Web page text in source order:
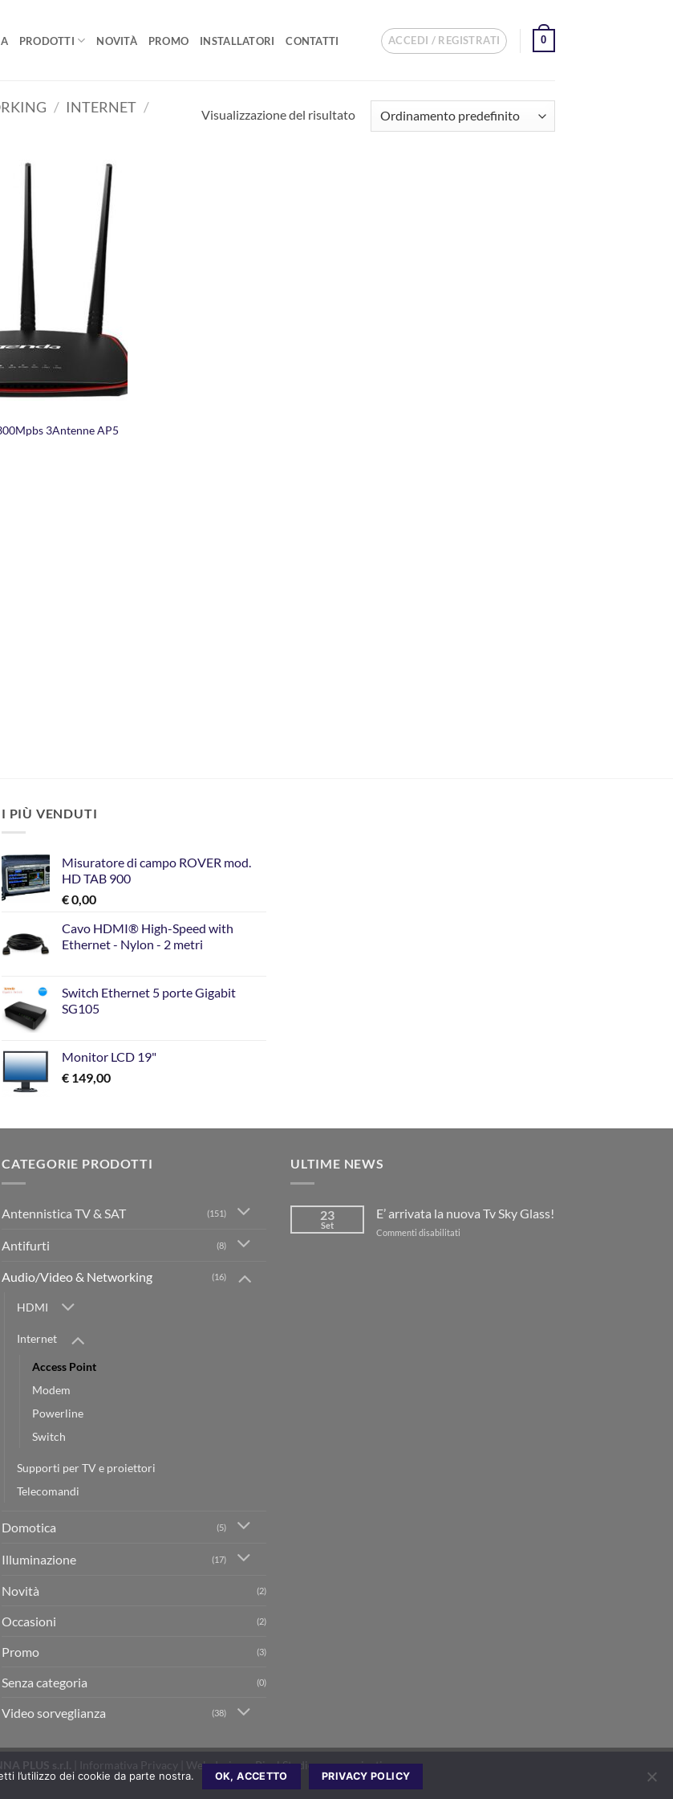
PRODOTTI NOVITÀ PROMO INSTALLATORI CONTATTI ACCEDI / REGISTRATI 0
/ INTERNET /
Visualizzazione del risultato
AGGIUNGI
LISTA DEI
DESIDERI
3Antenne AP5
I PIÙ VENDUTI
Misuratore di campo ROVER mod.
HD TAB 900
€0,00
Cavo HDMI® High-Speed with
Ethernet - Nylon - 2 metri
Switch Ethernet 5 porte Gigabit
SG105
Monitor LCD 19"
€ 149,00
CATEGORIE PRODOTTI
Antennistica TV & SAT (151)
Antifurti (8)
Audio/Video & Networking (16)
HDMI
Internet
Access Point
Modem
Powerline
Switch
Supporti per TV e proiettori
Telecomandi
Domotica (5)
Illuminazione (17)
Novità (2)
Occasioni (2)
Promo (3)
Senza categoria (0)
Video sorveglianza (38)
ULTIME NEWS
23
Set
E’ arrivata la nuova Tv Sky Glass!
Commenti disabilitati
PLUS s.r.l. Informativa Privacy | Web design –Pixel Studio communication
l’utilizzo dei cookie da parte nostra. OK, ACCETTO PRIVACY POLICY